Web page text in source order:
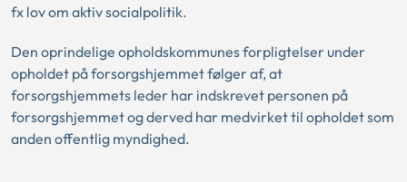
fx lov om aktiv socialpolitik.
Den oprindelige opholdskommunes forpligtelser under
opholdet på forsorgshjemmet følger af, at
forsorgshjemmets leder har indskrevet personen på
forsorgshjemmet og derved har medvirket til opholdet som
anden offentlig myndighed.